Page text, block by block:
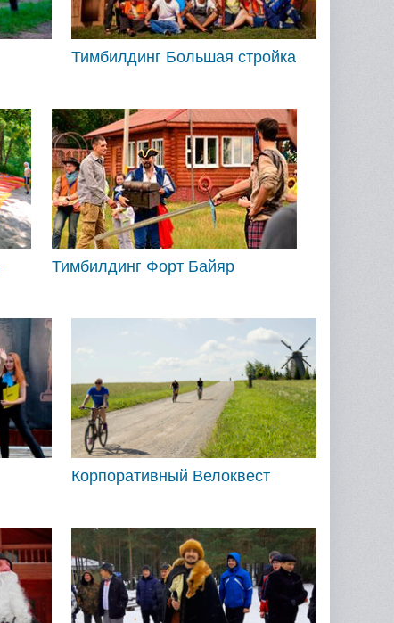
Тимбилдинг Большая стройка
Тимбилдинг Форт Байяр
Корпоративный Велоквест